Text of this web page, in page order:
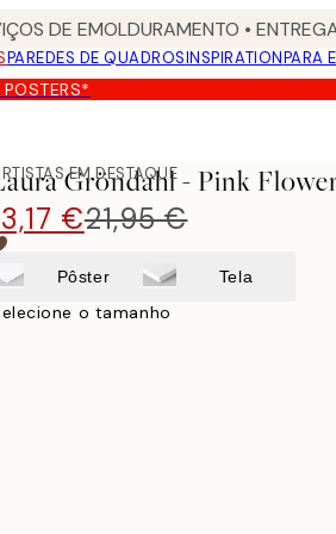
DE EMOLDURAMENTO •
PAREDES DE QUADROSINSPIRATIONPARA
EM DESTAQUE
Gröndahl - Pink
€21,95 €
Pôster Tela
o tamanho